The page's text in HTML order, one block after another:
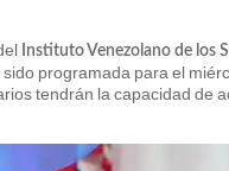
Instituto Venezolano de los
sido programada para el
tendrán la capacidad de